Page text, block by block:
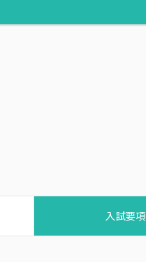
入試要項